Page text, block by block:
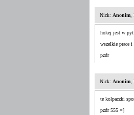
Nick: Anonim,
hokej jest w
wszelkie prace
pzdr
Nick: Anonim,
te kolpaczki
pzdr 555 =]